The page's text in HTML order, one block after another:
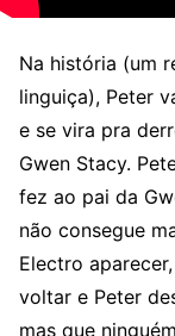
Na história (um
linguiça), Peter
e se vira pra
Gwen Stacy.
fez ao pai da
não consegue
Electro
voltar e Peter
mas que